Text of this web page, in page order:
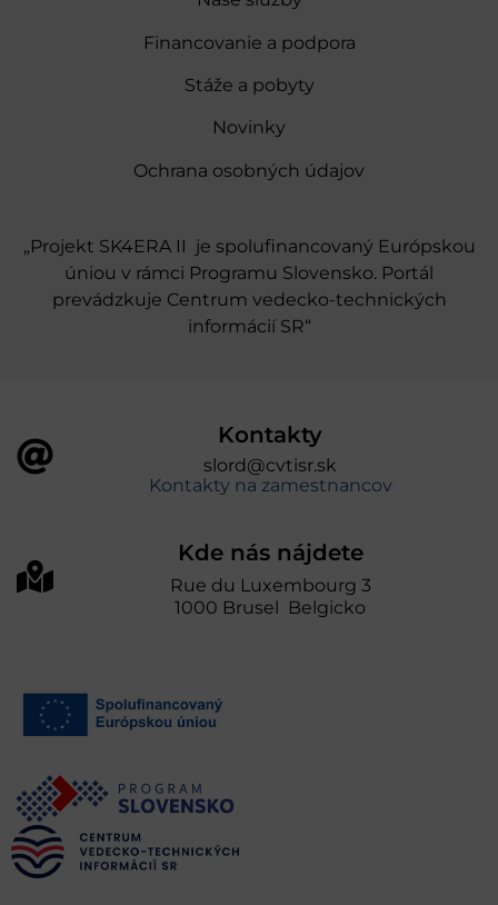
Financovanie a podpora
Stáže a pobyty
Novinky
Ochrana osobných údajov
„Projekt SK4ERA II je spolufinancovaný Európskou
úniou v rámci Programu Slovensko. Portál
prevádzkuje Centrum vedecko-technických
informácií SR“
Kontakty
slord@cvtisr.sk
Kontakty na zamestnancov
Kde nás nájdete
Rue du Luxembourg 3
1000 Brusel Belgicko